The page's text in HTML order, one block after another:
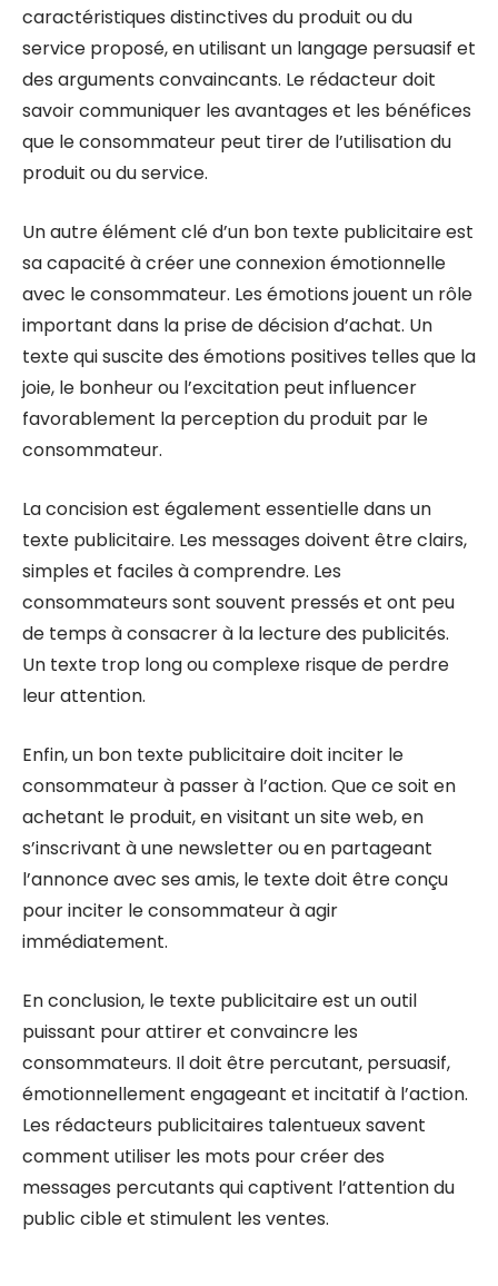
caractéristiques distinctives du produit ou du
service proposé, en utilisant un langage persuasif et
des arguments convaincants. Le rédacteur doit
savoir communiquer les avantages et les bénéfices
que le consommateur peut tirer de l’utilisation du
produit ou du service.
Un autre élément clé d’un bon texte publicitaire est
sa capacité à créer une connexion émotionnelle
avec le consommateur. Les émotions jouent un rôle
important dans la prise de décision d’achat. Un
texte qui suscite des émotions positives telles que la
joie, le bonheur ou l’excitation peut influencer
favorablement la perception du produit par le
consommateur.
La concision est également essentielle dans un
texte publicitaire. Les messages doivent être clairs,
simples et faciles à comprendre. Les
consommateurs sont souvent pressés et ont peu
de temps à consacrer à la lecture des publicités.
Un texte trop long ou complexe risque de perdre
leur attention.
Enfin, un bon texte publicitaire doit inciter le
consommateur à passer à l’action. Que ce soit en
achetant le produit, en visitant un site web, en
s’inscrivant à une newsletter ou en partageant
l’annonce avec ses amis, le texte doit être conçu
pour inciter le consommateur à agir
immédiatement.
En conclusion, le texte publicitaire est un outil
puissant pour attirer et convaincre les
consommateurs. Il doit être percutant, persuasif,
émotionnellement engageant et incitatif à l’action.
Les rédacteurs publicitaires talentueux savent
comment utiliser les mots pour créer des
messages percutants qui captivent l’attention du
public cible et stimulent les ventes.